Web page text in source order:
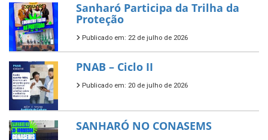
Sanharó Participa da Trilha da
Proteção
Publicado em: 22 de julho de 2026
PNAB – Ciclo II
Publicado em: 20 de julho de 2026
SANHARÓ NO CONASEMS